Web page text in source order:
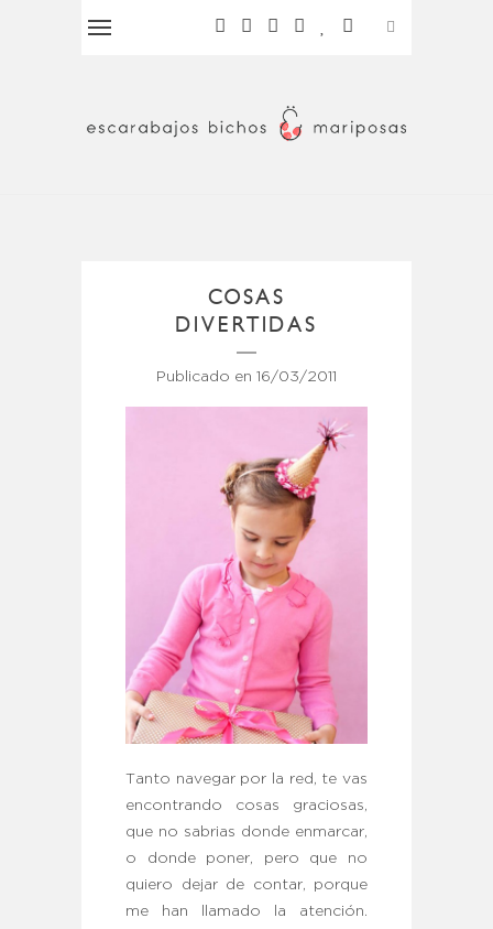
COSAS
DIVERTIDAS
Publicado en 16/03/2011
Tanto navegar por la red, te vas
encontrando cosas graciosas,
que no sabrias donde enmarcar,
o donde poner, pero que no
quiero dejar de contar, porque
me han llamado la atención.